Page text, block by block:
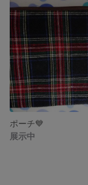
ポーチ💙
展示中